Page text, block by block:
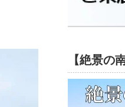
【絶景の